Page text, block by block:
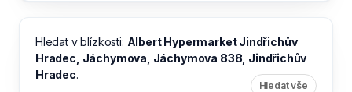
Hledat v blízkosti: Albert Hypermarket Jindřichův
Hradec, Jáchymova, Jáchymova 838, Jindřichův
Hradec.
Hledat vše